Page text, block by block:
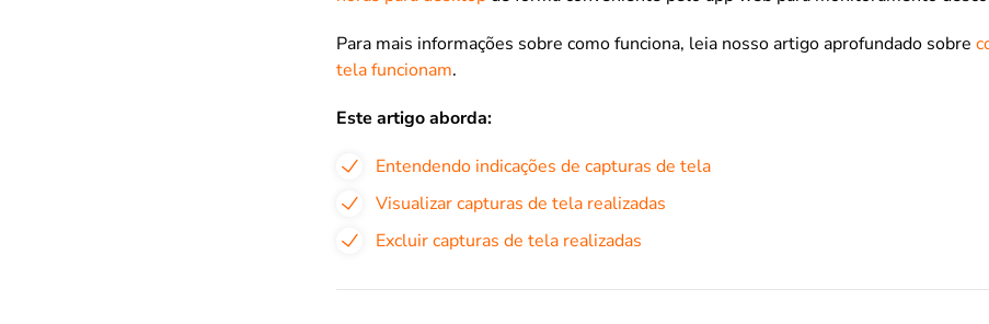
Para mais informações sobre como funciona, leia nosso artigo aprofundado sobre
tela funcionam.
Este artigo aborda:
Entendendo indicações de capturas de tela
Visualizar capturas de tela realizadas
Excluir capturas de tela realizadas